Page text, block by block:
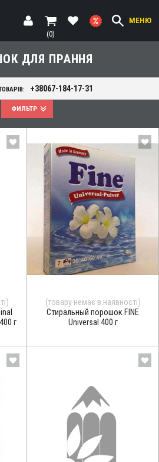
МЕНЮ
(0)
ДЛЯ ПРАННЯ
+38067-184-17-31
ФИЛЬТР
г
(товару немає в наявності)
Стиральный порошок FINE
Universal 400 г